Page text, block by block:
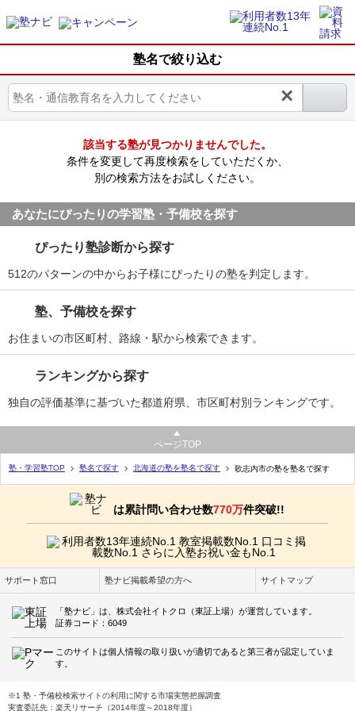
塾名で絞り込む
×
該当する塾が見つかりませんでした。
条件を変更して再度検索をしていただくか、
別の検索方法をお試しください。
あなたにぴったりの学習塾・予備校を探す
ぴったり塾診断から探す
512のパターンの中からお子様にぴったりの塾を判定します。
塾、予備校を探す
お住まいの市区町村、路線・駅から検索できます。
ランキングから探す
独自の評価基準に基づいた都道府県、市区町村別ランキングです。
ページTOP
塾・学習塾TOP 塾名で探す 北海道の塾を塾名で探す 歌志内市の塾を塾名で探す
は累計問い合わせ数770万件突破!!
サポート窓口 塾ナビ掲載希望の方へ サイトマップ
「塾ナビ」は、株式会社イトクロ（東証上場）が運営しています。
証券コード：6049
このサイトは個人情報の取り扱いが適切であると第三者が認定していま
す。
※1 塾・予備校検索サイトの利用に関する市場実態把握調査
実査委託先：楽天リサーチ（2014年度～2018年度）